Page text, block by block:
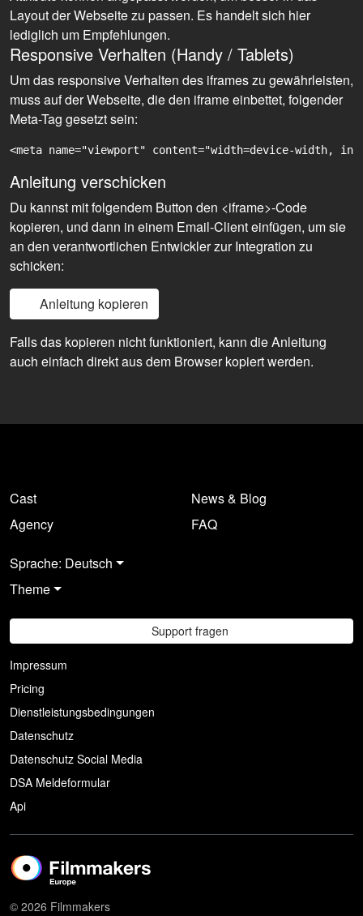
Layout der Webseite zu passen. Es handelt sich hier
lediglich um Empfehlungen.
Responsive Verhalten (Handy / Tablets)
Um das responsive Verhalten des iframes zu gewährleisten,
muss auf der Webseite, die den iframe einbettet, folgender
Meta-Tag gesetzt sein:
<meta name="viewport" content="width=device-width,
Anleitung verschicken
Du kannst mit folgendem Button den <iframe>-Code
kopieren, und dann in einem Email-Client einfügen, um sie
an den verantwortlichen Entwickler zur Integration zu
schicken:
Anleitung kopieren
Falls das kopieren nicht funktioniert, kann die Anleitung
auch einfach direkt aus dem Browser kopiert werden.
Cast
Agency
News & Blog
FAQ
Sprache: Deutsch
Theme
Support fragen
Impressum
Pricing
Dienstleistungsbedingungen
Datenschutz
Datenschutz Social Media
DSA Meldeformular
Api
© 2026 Filmmakers